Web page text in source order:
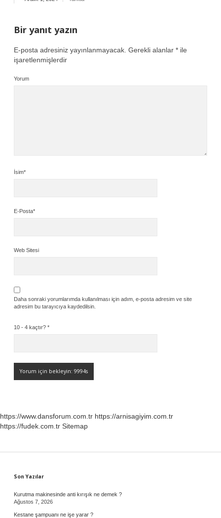
Bir yanıt yazın
E-posta adresiniz yayınlanmayacak. Gerekli alanlar * ile
işaretlenmişlerdir
Yorum
İsim*
E-Posta*
Web Sitesi
Daha sonraki yorumlarımda kullanılması için adım, e-posta adresim ve site
adresim bu tarayıcıya kaydedilsin.
10 - 4 kaçtır? *
https://www.dansforum.com.tr https://arnisagiyim.com.tr
https://fudek.com.tr Sitemap
Sidebar
Son Yazılar
Kurutma makinesinde anti kırışık ne demek ?
Ağustos 7, 2026
Kestane şampuanı ne işe yarar ?